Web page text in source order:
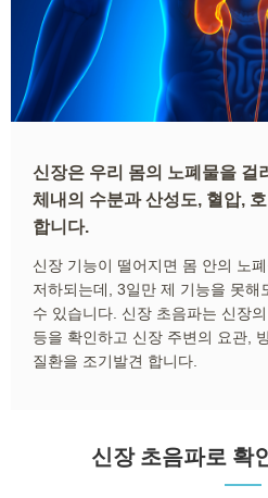
신장은 우리 몸의 노폐물을 걸
체내의 수분과 산성도, 혈압,
합니다.
신장 기능이 떨어지면 몸 안의 노
저하되는데, 3일만 제 기능을 못해
수 있습니다. 신장 초음파는 신장
등을 확인하고 신장 주변의 요관,
질환을 조기발견 합니다.
신장 초음파로 확